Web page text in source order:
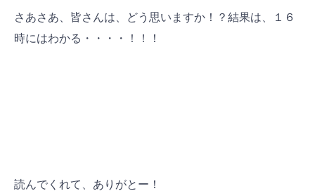
さあさあ、皆さんは、どう思いますか！？結果は、１６
時にはわかる・・・・！！！
読んでくれて、ありがとー！